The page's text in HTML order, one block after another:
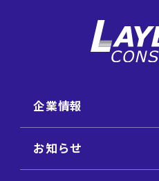
企業情報
お知らせ